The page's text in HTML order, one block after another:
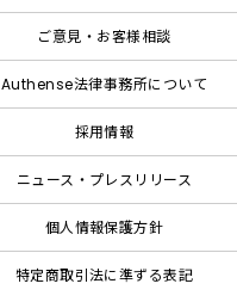
ご意見・お客様相談
Authense法律事務所について
採用情報
ニュース・プレスリリース
個人情報保護方針
特定商取引法に準ずる表記